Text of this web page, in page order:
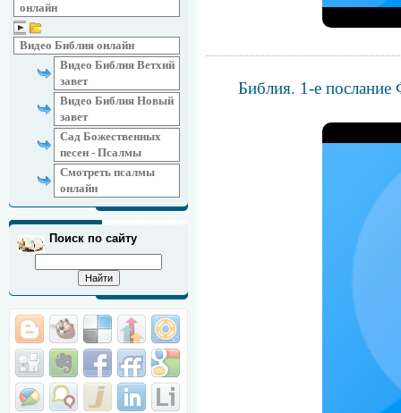
онлайн
Видео Библия онлайн
Видео Библия Ветхий
завет
Видео Библия Новый
завет
Сад Божественных
песен - Псалмы
Смотреть псалмы
онлайн
Поиск по сайту
Библия. 1-е послание